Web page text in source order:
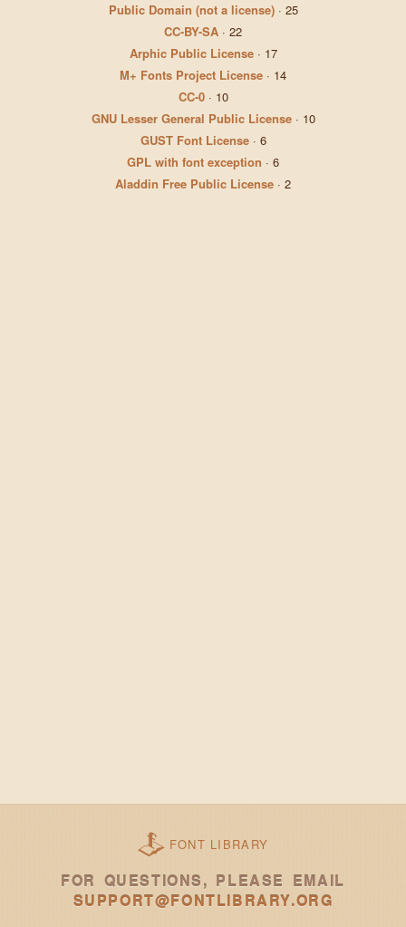
Public Domain (not a license)· 25
CC-BY-SA · 22
Arphic Public License· 17
M+ Fonts Project License · 14
CC-0· 10
GNU Lesser General Public License· 10
GUST Font License· 6
GPL with font exception · 6
Aladdin Free Public License · 2
FONT LIBRARY
FOR QUESTIONS, PLEASE EMAIL
SUPPORT@FONTLIBRARY.ORG